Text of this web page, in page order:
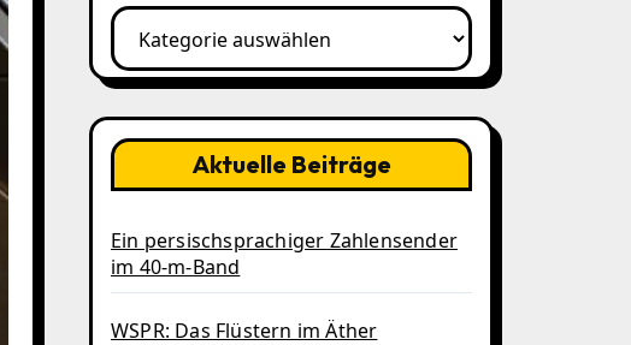
Themen
Aktuelle Beiträge
Ein persischsprachiger Zahlensender
im 40‑m‑Band
WSPR: Das Flüstern im Äther